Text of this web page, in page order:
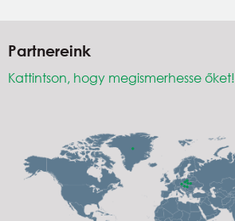
Partnereink
Kattintson, hogy megismerhesse őket!